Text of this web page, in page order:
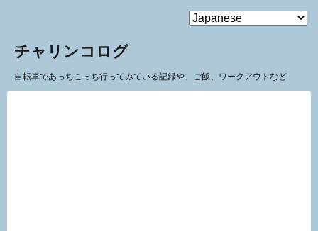
MENU
チャリンコログ
自転車であっちこっち行ってみている記録や、ご飯、ワークアウトなど